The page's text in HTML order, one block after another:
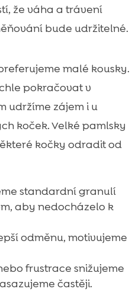
že váha a trávení
bude udržitelné.
malé kousky.
pokračovat v
udržíme zájem i u
koček. Velké pamlsky
kočky odradit od
standardní granulí
aby nedocházelo k
odměnu, motivujeme
frustrace snižujeme
častěji.